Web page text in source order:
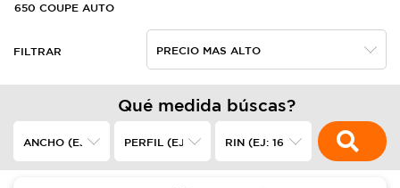
650 COUPE AUTO
FILTRAR
Qué medida búscas?